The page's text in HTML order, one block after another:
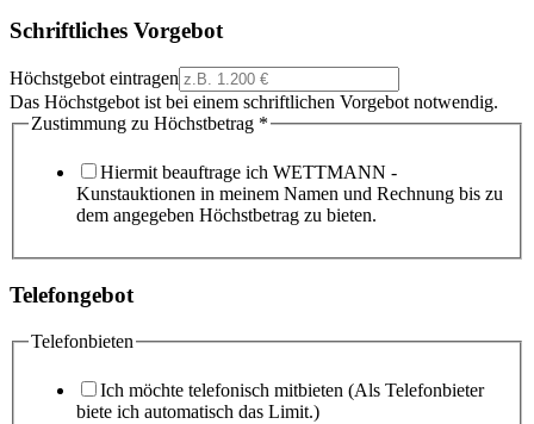
Schriftliches Vorgebot
Höchstgebot eintragen
Das Höchstgebot ist bei einem schriftlichen Vorgebot notwendig.
Zustimmung zu Höchstbetrag *
Hiermit beauftrage ich WETTMANN -
Kunstauktionen in meinem Namen und Rechnung bis zu
dem angegeben Höchstbetrag zu bieten.
Telefongebot
Telefonbieten
Ich möchte telefonisch mitbieten (Als Telefonbieter
biete ich automatisch das Limit.)